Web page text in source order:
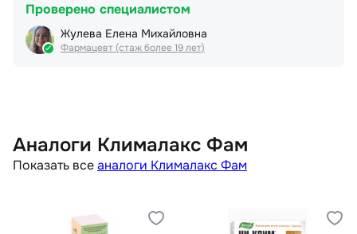
Проверено специалистом
Жулева Елена Михайловна
Фармацевт (стаж более 19 лет)
Аналоги Клималакс Фам
Показать всеаналоги Клималакс Фам